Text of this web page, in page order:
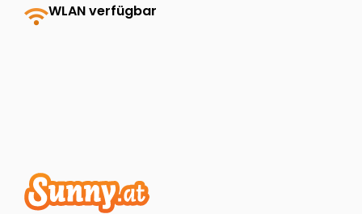
wifiWLAN verfügbar